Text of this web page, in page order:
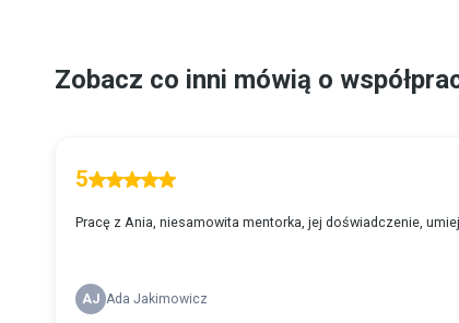
Zobacz co inni mówią o
5
Pracę z Ania, niesamowita mentorka, jej doświadczenie,
AJ Ada Jakimowicz